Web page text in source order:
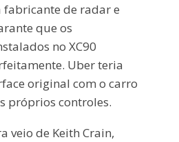
fabricante de radar e
que os
no XC90
Uber teria
original com o carro
próprios controles.
veio de Keith Crain,